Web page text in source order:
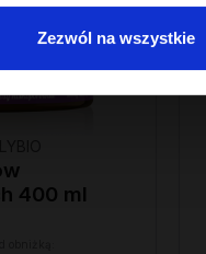
Zezwól na wszystkie
400 ml